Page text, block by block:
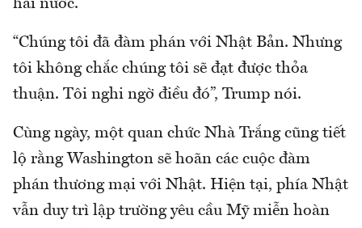
hai nước.
“Chúng tôi đã đàm phán với Nhật Bản. Nhưng
tôi không chắc chúng tôi sẽ đạt được thỏa
thuận. Tôi nghi ngờ điều đó”, Trump nói.
Cùng ngày, một quan chức Nhà Trắng cũng tiết
lộ rằng Washington sẽ hoãn các cuộc đàm
phán thương mại với Nhật. Hiện tại, phía Nhật
vẫn duy trì lập trường yêu cầu Mỹ miễn hoàn